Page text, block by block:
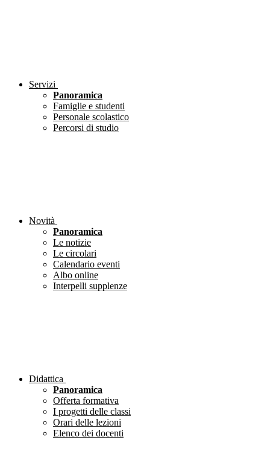
Servizi
Panoramica
Famiglie e studenti
Personale scolastico
Percorsi di studio
Novità
Panoramica
Le notizie
Le circolari
Calendario eventi
Albo online
Interpelli supplenze
Didattica
Panoramica
Offerta formativa
I progetti delle classi
Orari delle lezioni
Elenco dei docenti